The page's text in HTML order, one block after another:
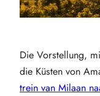
Die Vorstellung,
die Küsten von
trein van Milaan